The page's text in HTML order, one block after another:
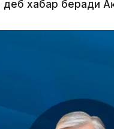
деб хабар беради